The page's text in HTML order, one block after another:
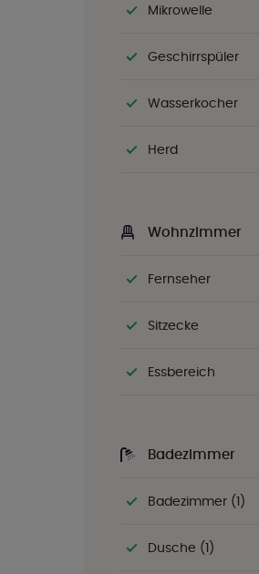
Mikrowelle
Geschirrspüler
Wasserkocher
Herd
Wohnzimmer
Fernseher
Sitzecke
Essbereich
Badezimmer
Badezimmer (1)
Dusche (1)